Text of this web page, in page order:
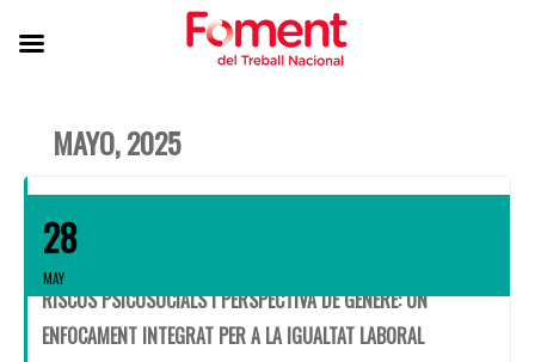
MAYO, 2025
28
MAY
RISCOS PSICOSOCIALS I PERSPECTIVA DE GÈNERE: UN
ENFOCAMENT INTEGRAT PER A LA IGUALTAT LABORAL